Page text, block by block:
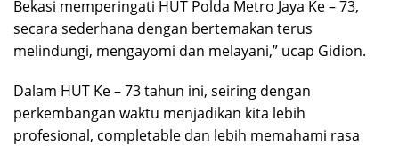
Bekasi memperingati HUT Polda Metro Jaya Ke – 73,
secara sederhana dengan bertemakan terus
melindungi, mengayomi dan melayani,” ucap Gidion.
Dalam HUT Ke – 73 tahun ini, seiring dengan
perkembangan waktu menjadikan kita lebih
profesional, completable dan lebih memahami rasa